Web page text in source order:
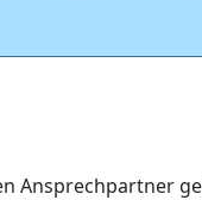
Ansprechpartner